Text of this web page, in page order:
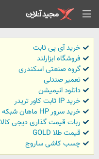
خرید آی پی ثابت
فروشگاه ابزارلند
گروه صنعتی اسکندری
تعمیر صندلی
داتلود انیمیشن
خرید IP ثابت کاور تریدر
خرید سرور HP ماهان شبکه
ربات قیمت گذاری دیجی کالا
قیمت طلا GOLD
چسب کاشی ساروج